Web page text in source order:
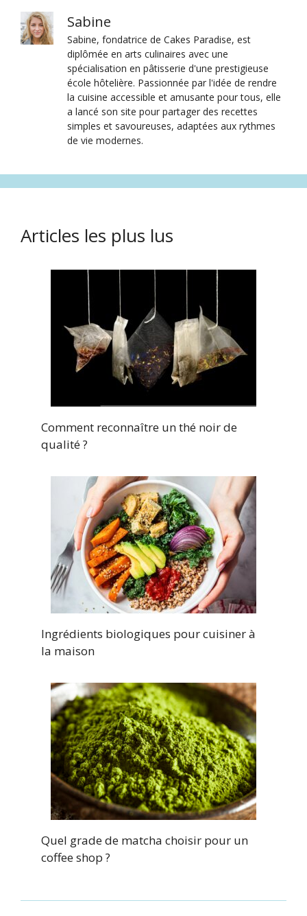
Sabine
Sabine, fondatrice de Cakes Paradise, est
diplômée en arts culinaires avec une
spécialisation en pâtisserie d'une prestigieuse
école hôtelière. Passionnée par l'idée de rendre
la cuisine accessible et amusante pour tous, elle
a lancé son site pour partager des recettes
simples et savoureuses, adaptées aux rythmes
de vie modernes.
Articles les plus lus
Comment reconnaître un thé noir de
qualité ?
Ingrédients biologiques pour cuisiner à
la maison
Quel grade de matcha choisir pour un
coffee shop ?